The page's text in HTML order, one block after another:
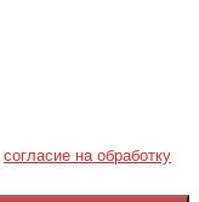
согласие на обработку